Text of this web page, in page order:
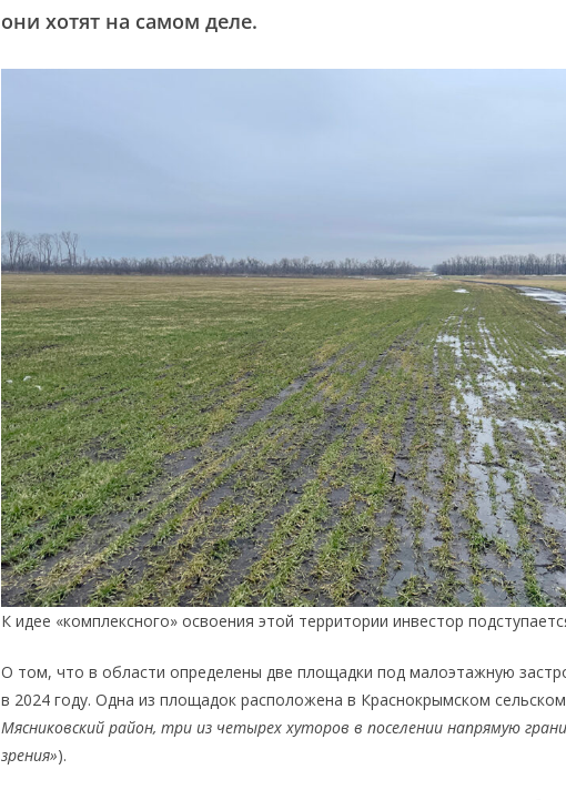
они хотят на самом деле.
К идее «комплексного» освоения этой территории инвестор
О том, что в области определены две площадки под малоэтажную
в 2024 году. Одна из площадок расположена в Краснокрымском
Мясниковский район, три из четырех хуторов в поселении напрямую
зрения»).